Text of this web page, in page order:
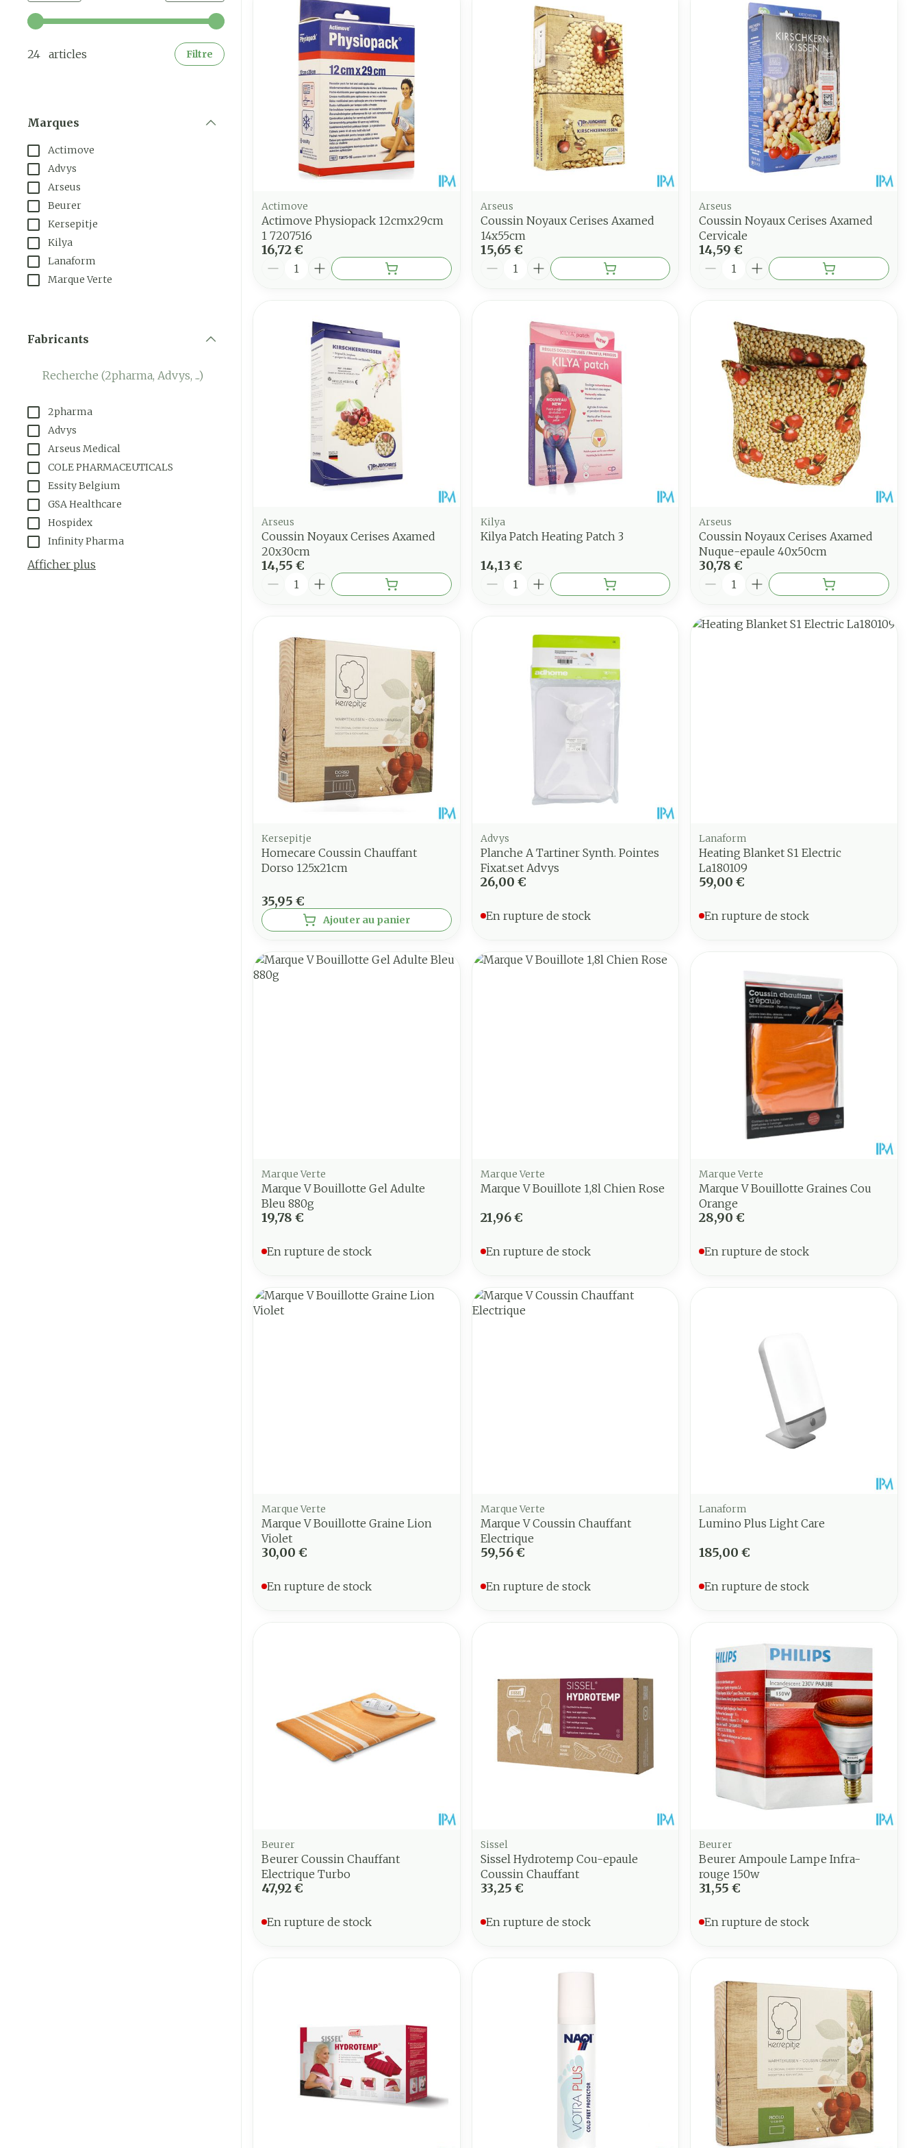
Utilisez les touches fléchées gauche et droite pour ajuster les valeurs minimales et maximales du prix.
24 articles Filtre
Marques
Actimove
Advys
Arseus
Beurer
Kersepitje
Kilya
Lanaform
Marque Verte
Fabricants
2pharma
Advys
Arseus Medical
COLE PHARMACEUTICALS
Essity Belgium
GSA Healthcare
Hospidex
Infinity Pharma
Afficher plus
Actimove
Actimove Physiopack 12cmx29cm
1 7207516
16,72 €
Quantité
Arseus
Coussin Noyaux Cerises Axamed
14x55cm
15,65 €
Quantité
Arseus
Coussin Noyaux Cerises Axamed
Cervicale
14,59 €
Quantité
Arseus
Coussin Noyaux Cerises Axamed
20x30cm
14,55 €
Quantité
Kilya
Kilya Patch Heating Patch 3
14,13 €
Quantité
Arseus
Coussin Noyaux Cerises Axamed
Nuque-epaule 40x50cm
30,78 €
Quantité
Kersepitje
Homecare Coussin Chauffant
Dorso 125x21cm
35,95 €
Ajouter au panier
Advys
Planche A Tartiner Synth. Pointes
Fixat.set Advys
26,00 €
En rupture de stock
Lanaform
Heating Blanket S1 Electric
La180109
59,00 €
En rupture de stock
Marque Verte
Marque V Bouillotte Gel Adulte
Bleu 880g
19,78 €
En rupture de stock
Marque Verte
Marque V Bouillote 1,8l Chien Rose
21,96 €
En rupture de stock
Marque Verte
Marque V Bouillotte Graines Cou
Orange
28,90 €
En rupture de stock
Marque Verte
Marque V Bouillotte Graine Lion
Violet
30,00 €
En rupture de stock
Marque Verte
Marque V Coussin Chauffant
Electrique
59,56 €
En rupture de stock
Lanaform
Lumino Plus Light Care
185,00 €
En rupture de stock
Beurer
Beurer Coussin Chauffant
Electrique Turbo
47,92 €
En rupture de stock
Sissel
Sissel Hydrotemp Cou-epaule
Coussin Chauffant
33,25 €
En rupture de stock
Beurer
Beurer Ampoule Lampe Infra-
rouge 150w
31,55 €
En rupture de stock